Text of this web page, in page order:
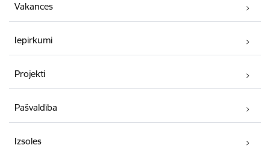
Vakances
Iepirkumi
Projekti
Pašvaldība
Izsoles